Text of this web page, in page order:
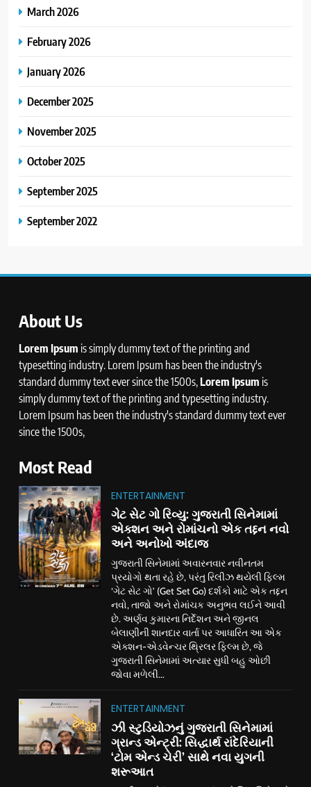
March 2026
February 2026
January 2026
December 2025
November 2025
October 2025
September 2025
September 2022
About Us
Lorem Ipsum is simply dummy text of the printing and
typesetting industry. Lorem Ipsum has been the industry's
standard dummy text ever since the 1500s,Lorem Ipsum is
simply dummy text of the printing and typesetting industry.
Lorem Ipsum has been the industry's standard dummy text ever
since the 1500s,
Most Read
ENTERTAINMENT
ગેટ સેટ ગો રિવ્યુ: ગુજરાતી સિનેમામાં
એક્શન અને રોમાંચનો એક તદ્દન નવો
અને અનોખો અંદાજ
ગુજરાતી સિનેમામાં અવારનવાર નવીનતમ
પ્રયોગો થતા રહે છે, પરંતુ રિલીઝ થયેલી ફિલ્મ
‘ગેટ સેટ ગો’ (Get Set Go) દર્શકો માટે એક તદ્દન
નવો, તાજો અને રોમાંચક અનુભવ લઈને આવી
છે. અર્ણવ કુમારના નિર્દેશન અને જીનલ
બેલાણીની શાનદાર વાર્તા પર આધારિત આ એક
એક્શન-એડવેન્ચર થ્રિલર ફિલ્મ છે, જે
ગુજરાતી સિનેમામાં અત્યાર સુધી બહુ ઓછી
જોવા મળેલી...
ENTERTAINMENT
ઝી સ્ટુડિયોઝનું ગુજરાતી સિનેમામાં
ગ્રાન્ડ એન્ટ્રી: સિદ્ધાર્થ રાંદેરિયાની
‘ટોમ એન્ડ ચેરી’ સાથે નવા યુગની
શરૂઆત